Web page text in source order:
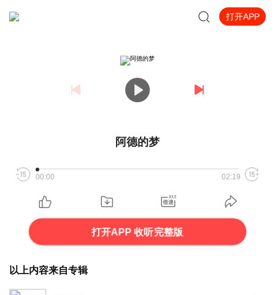
打开APP
阿德的梦
00:00 02:19
打开APP 收听完整版
以上内容来自专辑